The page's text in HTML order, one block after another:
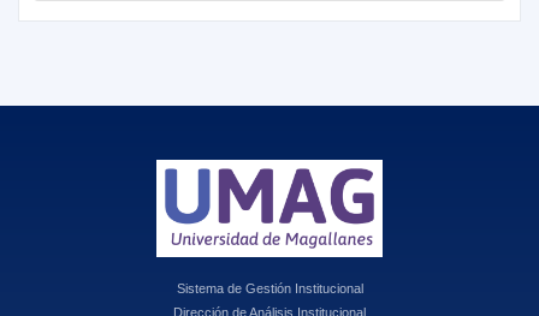
Sistema de Gestión Institucional
Dirección de Análisis Institucional